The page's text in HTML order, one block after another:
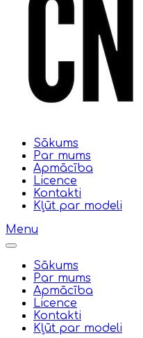
Sākums
Par mums
Apmācība
Licence
Kontakti
Kļūt par modeli
Menu
Sākums
Par mums
Apmācība
Licence
Kontakti
Kļūt par modeli